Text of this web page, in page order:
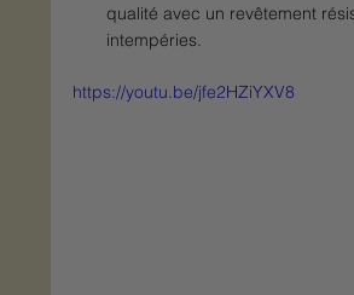
qualité avec un revêtement
intempéries.
https://youtu.be/jfe2HZiYXV8